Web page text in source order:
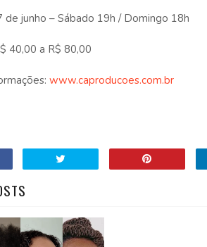
de junho – Sábado 19h / Domingo 18h
40,00 a R$ 80,00
www.caproducoes.com.br